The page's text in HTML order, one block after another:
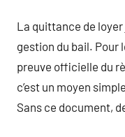
La quittance de
gestion du bail. Pour
preuve officielle du
c’est un moyen
Sans ce document,